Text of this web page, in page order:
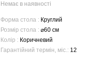
Немає в наявності
Форма стола
Круглий
Розмір стола
⌀60 см
Колір
Коричневий
Гарантійний термін, міс.
12